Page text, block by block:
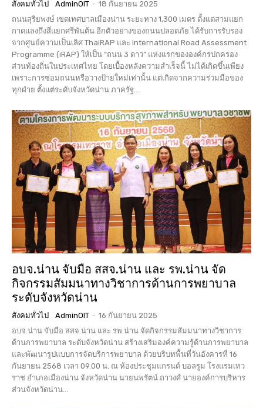
สังคมทั่วไป AdminOIT - 18 กันยายน 2025
ถนนสุริยพงษ์ เขตเทศบาลเมืองน่าน ระยะทาง 1,300 เมตร ตั้งแต่สามแยก
กาดแลงถึงสี่แยกศรีพันต้น อีกตัวอย่างของถนนปลอดภัย ได้รับการรับรอง
จากศูนย์ความเป็นเลิศ ThaiRAP และ International Road Assessment
Programme (iRAP) ให้เป็น “ถนน 3 ดาว” แห่งแรกขององค์กรปกครอง
ส่วนท้องถิ่นในประเทศไทย โดยเบื้องหลังความสำเร็จนี้ ไม่ได้เกิดขึ้นเพียง
เพราะการซ่อมถนนหรือวางป้ายใหม่เท่านั้น แต่เกิดจากความร่วมมือของ
ทุกฝ่าย ตั้งแต่ระดับจังหวัดน่าน ภาครัฐ...
อบจ.น่าน จับมือ สสจ.น่าน และ รพ.น่าน จัด
กิจกรรมสัมมนาทางวิชาการด้านการพยาบาล
ระดับจังหวัดน่าน
สังคมทั่วไป AdminOIT - 16 กันยายน 2025
อบจ.น่าน จับมือ สสจ.น่าน และ รพ.น่าน จัดกิจกรรมสัมมนาทางวิชาการ
ด้านการพยาบาล ระดับจังหวัดน่าน สร้างเสริมองค์ความรู้ด้านการพยาบาล
และพัฒนารูปแบบการจัดบริการพยาบาล ด้วยบริบทพื้นที่วันอังคารที่ 16
กันยายน 2568 เวลา 09.00 น. ณ ห้องประชุมแกรนด์ บอลรูม โรงแรมเทว
ราช อำเภอเมืองน่าน จังหวัดน่าน นายนพรัตน์ ถาวงศ์ นายองค์การบริหาร
ส่วนจังหวัดน่าน...